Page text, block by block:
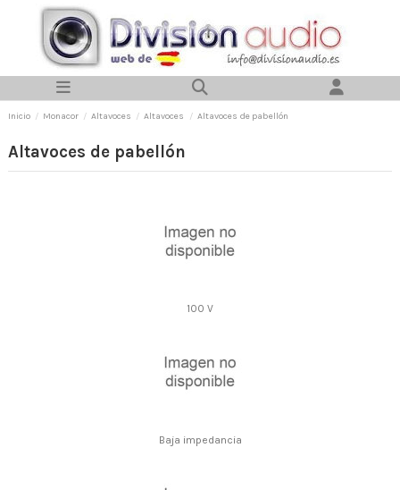
Inicio Monacor Altavoces Altavoces Altavoces de pabellón
Altavoces de pabellón
100 V
Baja impedancia